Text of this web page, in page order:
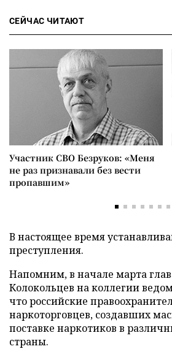
СЕЙЧАС ЧИТАЮТ
Участник СВО Безруков: «Меня
не раз признавали без вести
пропавшим»
В настоящее время
преступления.
Напомним, в начале марта
Колокольцев на коллегии
что российские
наркоторговцев, создавших
поставке наркотиков в
страны.